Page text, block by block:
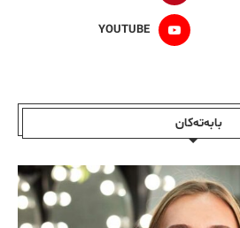
YOUTUBE
بابەتەکان